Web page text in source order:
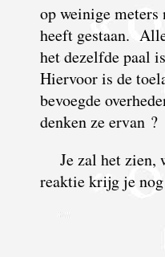
op weinige meters
heeft gestaan.
het dezelfde paal
Hiervoor is de
bevoegde
denken ze ervan ?
Je zal het zien,
reaktie krijg je